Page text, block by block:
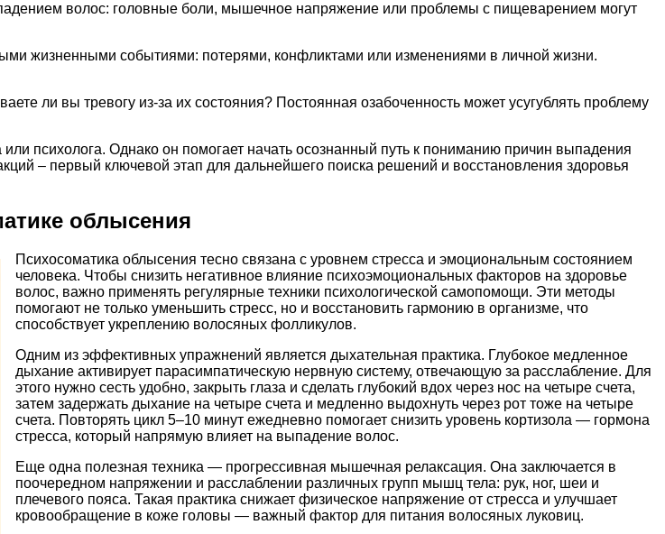
волос: головные боли, мышечное напряжение или проблемы с пищеварением могут
жизненными событиями: потерями, конфликтами или изменениями в личной жизни.
ли вы тревогу из-за их состояния? Постоянная озабоченность может усугублять проблему
психолога. Однако он помогает начать осознанный путь к пониманию причин выпадения
– первый ключевой этап для дальнейшего поиска решений и восстановления здоровья
облысения
Психосоматика облысения тесно связана с уровнем стресса и эмоциональным состоянием
человека. Чтобы снизить негативное влияние психоэмоциональных факторов на здоровье
волос, важно применять регулярные техники психологической самопомощи. Эти методы
помогают не только уменьшить стресс, но и восстановить гармонию в организме, что
способствует укреплению волосяных фолликулов.
Одним из эффективных упражнений является дыхательная практика. Глубокое медленное
дыхание активирует парасимпатическую нервную систему, отвечающую за расслабление. Для
этого нужно сесть удобно, закрыть глаза и сделать глубокий вдох через нос на четыре счета,
затем задержать дыхание на четыре счета и медленно выдохнуть через рот тоже на четыре
счета. Повторять цикл 5–10 минут ежедневно помогает снизить уровень кортизола — гормона
стресса, который напрямую влияет на выпадение волос.
Еще одна полезная техника — прогрессивная мышечная релаксация. Она заключается в
поочередном напряжении и расслаблении различных групп мышц тела: рук, ног, шеи и
плечевого пояса. Такая практика снижает физическое напряжение от стресса и улучшает
кровообращение в коже головы — важный фактор для питания волосяных луковиц.